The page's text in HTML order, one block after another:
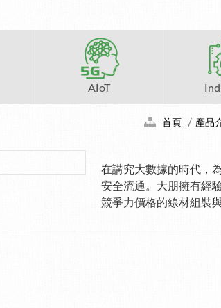
AIoT
首頁 產品
在講究大數據的時代，
安全流通。大朋擁有經
競爭力價格的線材組裝